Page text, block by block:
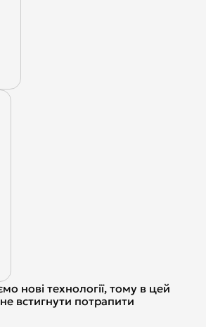
нові технології, тому в цей
встигнути потрапити